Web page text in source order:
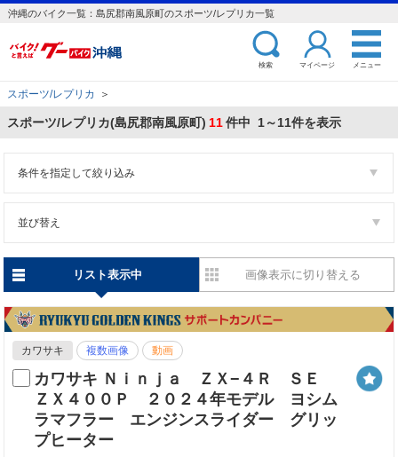
沖縄のバイク一覧：島尻郡南風原町のスポーツ/レプリカ一覧
検索 マイページ メニュー
スポーツ/レプリカ ＞
スポーツ/レプリカ(島尻郡南風原町) 11件中 1～11件を表示
条件を指定して絞り込み
並び替え
リスト表示中 画像表示に切り替える
カワサキ 複数画像 動画
カワサキ Ｎｉｎｊａ ＺＸ−４Ｒ ＳＥ
ＺＸ４００Ｐ ２０２４年モデル ヨシム
ラマフラー エンジンスライダー グリッ
プヒーター